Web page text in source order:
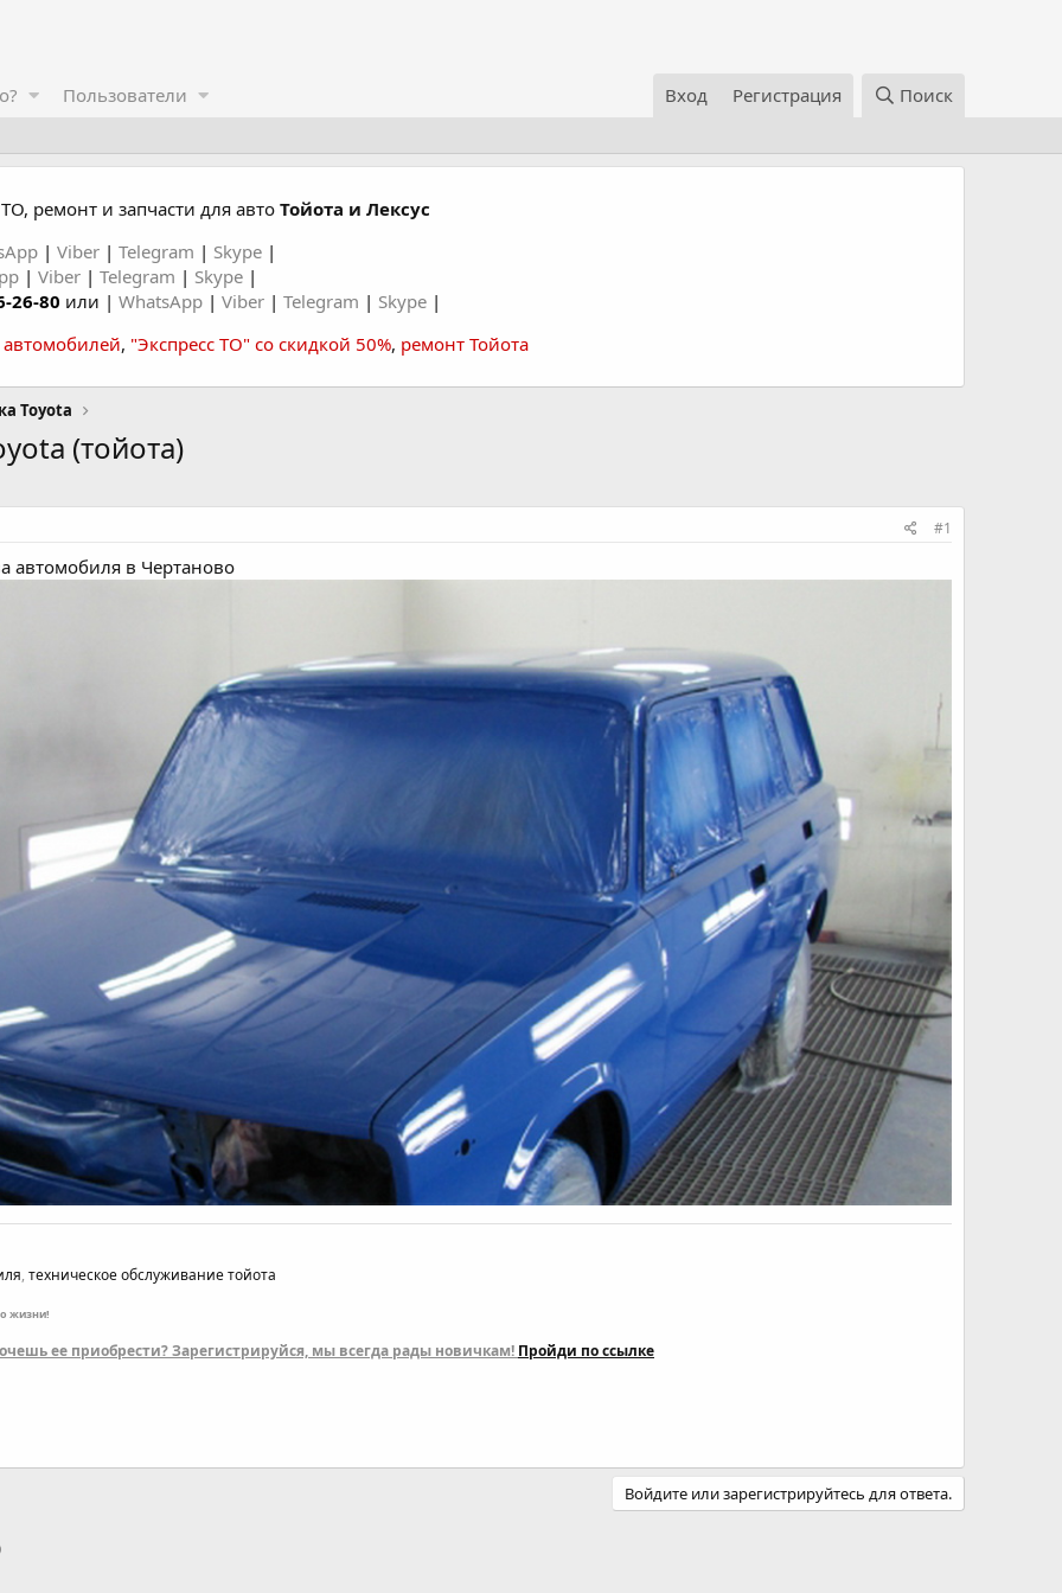
Пользователи Вход Регистрация Поиск
ремонт и запчасти для автоТойота и Лексус
| Viber | Telegram | Skype |
| Viber | Telegram | Skype |
26-80 или | WhatsApp | Viber | Telegram | Skype |
автомобилей, "Экспресс ТО" со скидкой 50%, ремонт Тойота
Toyota
(тойота)
#1
автомобиля в Чертаново
, техническое обслуживание тойота
жизни!
ее приобрести? Зарегистрируйся, мы всегда рады новичкам! Пройди по ссылке
Войдите или зарегистрируйтесь для ответа.
почта
Ссылка